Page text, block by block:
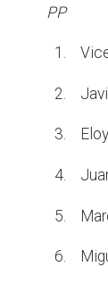
PP
1.
2.
3. Eloy
4.
5.
6.